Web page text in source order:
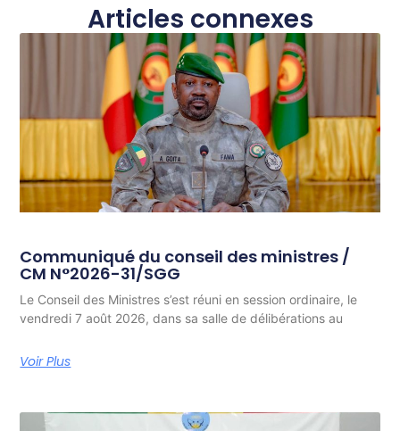
Articles connexes
Communiqué du conseil des ministres /
CM N°2026-31/SGG
Le Conseil des Ministres s’est réuni en session ordinaire, le
vendredi 7 août 2026, dans sa salle de délibérations au
Voir Plus